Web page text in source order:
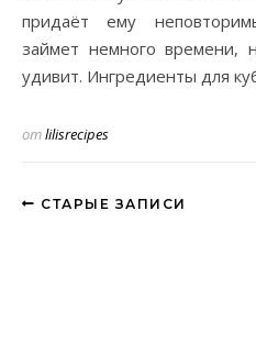
придаёт ему
займет немного времени,
удивит. Ингредиенты для
отlilisrecipes
СТАРЫЕ ЗАПИСИ